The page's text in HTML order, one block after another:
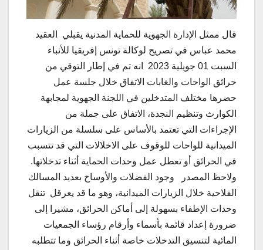
قال ممثل الإدارة الجهوية للحماية المدنية يقبلي العقيد
محمد عباس في تصريح لوكالة تونس إفريقيا للأنباء
السبت 01 جويلية 2023 انه تم في إطار التوقي من
حرائق الواحات والغابات الاتفاق خلال جلسة عمل
حضرها مختلف المتدخلين في اللجنة الجهوية لمجابهة
الكوارث وتنظيم النجدة، الاتفاق على جملة من
الإجراءات التي تعتمد بالأساس على سلسلة من الزيارات
الميدانية للواحات للوقوف على الاخلالات التي قد تتسبب
في الحرائق أو تعطل عمل وحدات الحماية أثناء تدخلاتها.
ولاحظ المصدر وجود الفضلات والأوساخ بعديد المسالك
الفلاحية خلال الزيارات الميدانية، وهو ما قد يعرقل تنقل
وحدات الإطفاء بسهولة إلى أماكن الحرائق، مشيرا إلى
ضرورة إعداد قائمة بأسماء وأرقام رؤساء الجمعيات
المائية لتنسيق التدخلات خاصة أثناء الحرائق وما تتطلبه